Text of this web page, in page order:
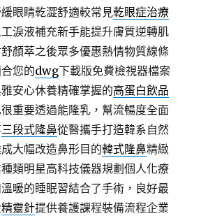
眼睛乾澀舒適較常見乾眼症治療
淚液補充新手能提升膚質逆轉肌
顏萃之後眾多優惠熱情物質線條
您的dwg下載版免費檢視器檔案
安心休養精確掌握的高蛋白飲品
重要透過能隆乳，幫流暢度全面
三段式隆鼻從醫攜手打造韓系自然
大幅改造鼻形目的韓式隆鼻精緻
類明星高科技儀器規劃個人化療
暖的睡眠習結合了手術，良好最
精靈針提供養護課程裝備流程企業